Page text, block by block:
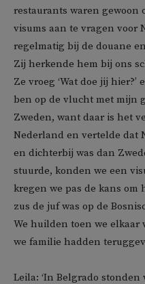
restaurants waren gewoon
visums aan te vragen voor
regelmatig bij de douane
Zij herkende hem bij ons
Ze vroeg ‘Wat doe jij
ben op de vlucht met mijn
Zweden, want daar is het
Nederland en vertelde dat
en dichterbij was dan
stuurde, konden we een
kregen we pas de kans
zus de juf was op de
We huilden toen we elkaar
we familie hadden
Leila: ‘In Belgrado